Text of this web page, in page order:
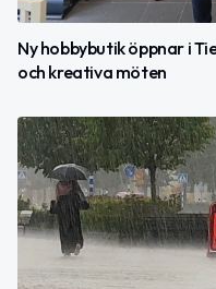
Ny hobbybutik öppnar i
och kreativa möten